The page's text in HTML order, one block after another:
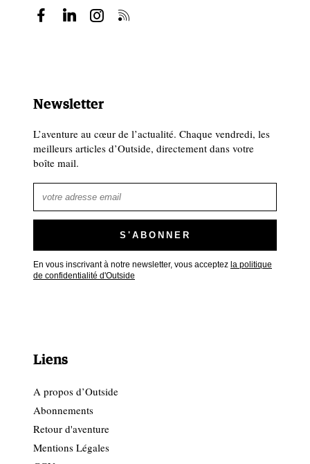
Newsletter
L’aventure au cœur de l’actualité. Chaque vendredi, les
meilleurs articles d’Outside, directement dans votre
boîte mail.
En vous inscrivant à notre newsletter, vous acceptez la politique
de confidentialité d'Outside
Liens
A propos d’Outside
Abonnements
Retour d'aventure
Mentions Légales